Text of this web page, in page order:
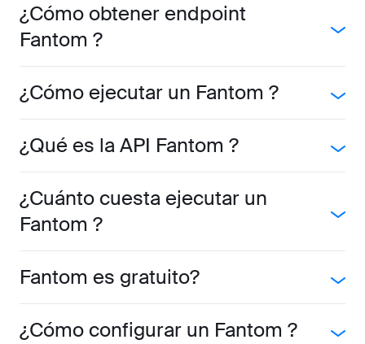
¿Cómo obtener endpoint
Fantom ?
¿Cómo ejecutar un Fantom ?
¿Qué es la API Fantom ?
¿Cuánto cuesta ejecutar un
Fantom ?
Fantom es gratuito?
¿Cómo configurar un Fantom ?